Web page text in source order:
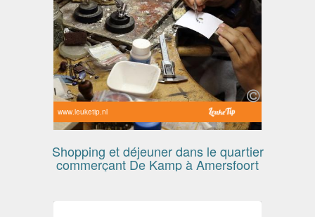
www.leuketip.nl
Shopping et déjeuner dans le quartier
commerçant De Kamp à Amersfoort